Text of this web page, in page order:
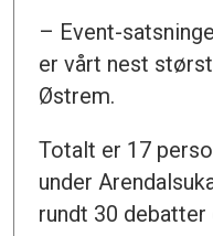
– Event-
er vårt nest
Østrem.
Totalt er 17
under
rundt 30